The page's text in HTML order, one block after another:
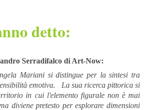
detto:
Serradifalco di Art-Now:
Mariani si distingue per la sintesi tra
emotiva. La sua ricerca pittorica si
in cui l'elemento figurale non è mai
diviene pretesto per esplorare dimensioni